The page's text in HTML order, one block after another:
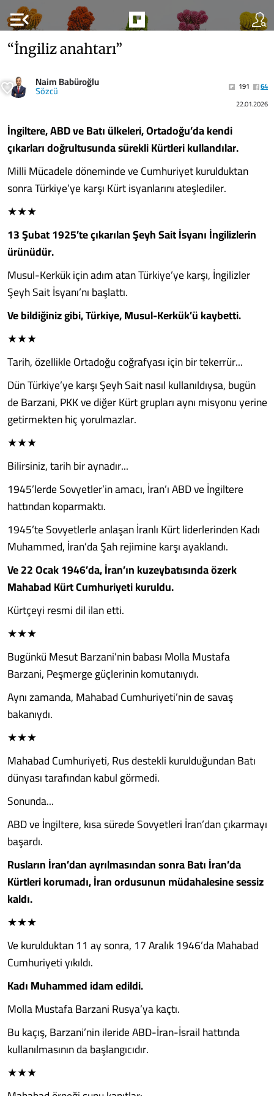
menu_open
“İngiliz anahtarı”
Naim Babüroğlu
Sözcü 191
64
22.01.2026
İngiltere, ABD ve Batı ülkeleri, Ortadoğu’da kendi
çıkarları doğrultusunda sürekli Kürtleri kullandılar.
Milli Mücadele döneminde ve Cumhuriyet kurulduktan
sonra Türkiye’ye karşı Kürt isyanlarını ateşlediler.
★★★
13 Şubat 1925’te çıkarılan Şeyh Sait İsyanı İngilizlerin
ürünüdür.
Musul-Kerkük için adım atan Türkiye’ye karşı, İngilizler
Şeyh Sait İsyanı’nı başlattı.
Ve bildiğiniz gibi, Türkiye, Musul-Kerkük’ü kaybetti.
★★★
Tarih, özellikle Ortadoğu coğrafyası için bir tekerrür...
Dün Türkiye’ye karşı Şeyh Sait nasıl kullanıldıysa, bugün
de Barzani, PKK ve diğer Kürt grupları aynı misyonu yerine
getirmekten hiç yorulmazlar.
★★★
Bilirsiniz, tarih bir aynadır...
1945’lerde Sovyetler’in amacı, İran’ı ABD ve İngiltere
hattından koparmaktı.
1945’te Sovyetlerle anlaşan İranlı Kürt liderlerinden Kadı
Muhammed, İran’da Şah rejimine karşı ayaklandı.
Ve 22 Ocak 1946’da, İran’ın kuzeybatısında özerk
Mahabad Kürt Cumhuriyeti kuruldu.
Kürtçeyi resmi dil ilan etti.
★★★
Bugünkü Mesut Barzani’nin babası Molla Mustafa
Barzani, Peşmerge güçlerinin komutanıydı.
Aynı zamanda, Mahabad Cumhuriyeti’nin de savaş
bakanıydı.
★★★
Mahabad Cumhuriyeti, Rus destekli kurulduğundan Batı
dünyası tarafından kabul görmedi.
Sonunda...
ABD ve İngiltere, kısa sürede Sovyetleri İran’dan çıkarmayı
başardı.
Rusların İran’dan ayrılmasından sonra Batı İran’da
Kürtleri korumadı, İran ordusunun müdahalesine sessiz
kaldı.
★★★
Ve kurulduktan 11 ay sonra, 17 Aralık 1946’da Mahabad
Cumhuriyeti yıkıldı.
Kadı Muhammed idam edildi.
Molla Mustafa Barzani Rusya’ya kaçtı.
Bu kaçış, Barzani’nin ileride ABD-İran-İsrail hattında
kullanılmasının da başlangıcıdır.
★★★